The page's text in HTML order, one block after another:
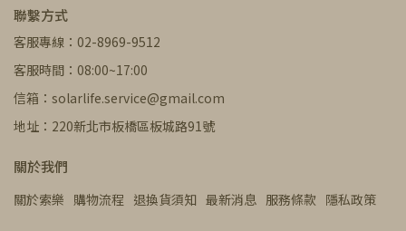
聯繫方式
客服專線：02-8969-9512
客服時間：08:00~17:00
信箱：solarlife.service@gmail.com
地址：220新北市板橋區板城路91號
關於我們
關於索樂 購物流程 退換貨須知 最新消息 服務條款 隱私政策